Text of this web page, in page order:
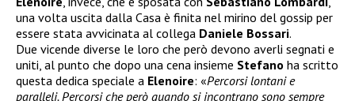
una volta uscita dalla Casa è finita nel mirino del gossip per
essere stata avvicinata al collega Daniele Bossari.
Due vicende diverse le loro che però devono averli segnati e
uniti, al punto che dopo una cena insieme Stefano ha scritto
questa dedica speciale a Elenoire: «Percorsi lontani e
paralleli. Percorsi che però quando si incontrano sono sempre